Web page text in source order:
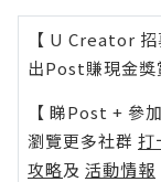
【 U Creator 招
出Post賺現金獎
【 睇Post + 參
瀏覽更多社群 打
攻略及 活動情報